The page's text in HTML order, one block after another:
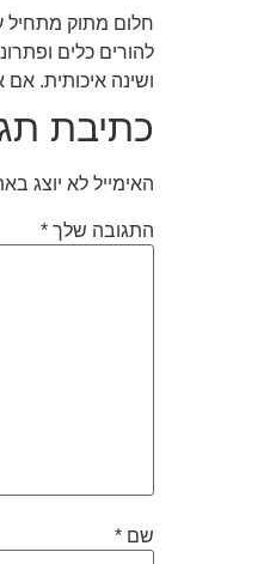
חלום מתוק מתחיל
להורים כלים
ושינה איכותית.
כתיבת
האימייל לא יוצג
התגובה שלך *
שם *